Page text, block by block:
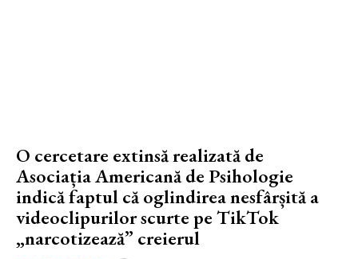
O cercetare extinsă realizată de
Asociația Americană de Psihologie
indică faptul că oglindirea nesfârșită a
videoclipurilor scurte pe TikTok
„narcotizează” creierul